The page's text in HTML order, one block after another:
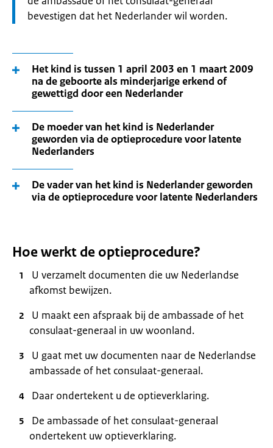
bevestigen dat het Nederlander wil worden.
Het kind is tussen 1 april 2003 en 1 maart 2009
na de geboorte als minderjarige erkend of
gewettigd door een Nederlander
De moeder van het kind is Nederlander
geworden via de optieprocedure voor latente
Nederlanders
De vader van het kind is Nederlander geworden
via de optieprocedure voor latente Nederlanders
Hoe werkt de optieprocedure?
U verzamelt documenten die uw Nederlandse
afkomst bewijzen.
U maakt een afspraak bij de ambassade of het
consulaat-generaal in uw woonland.
U gaat met uw documenten naar de Nederlandse
ambassade of het consulaat-generaal.
Daar ondertekent u de optieverklaring.
De ambassade of het consulaat-generaal
ondertekent uw optieverklaring.